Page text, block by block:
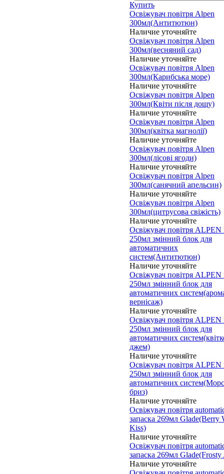
Купить
Освіжувач повітря Alpen
300мл(Антитютюн)
Наличие уточняйте
Освіжувач повітря Alpen
300мл(весняний сад)
Наличие уточняйте
Освіжувач повітря Alpen
300мл(Карибська море)
Наличие уточняйте
Освіжувач повітря Alpen
300мл(Квіти після дощу)
Наличие уточняйте
Освіжувач повітря Alpen
300мл(квітка магнолії)
Наличие уточняйте
Освіжувач повітря Alpen
300мл(лісові ягоди)
Наличие уточняйте
Освіжувач повітря Alpen
300мл(санячний апельсин)
Наличие уточняйте
Освіжувач повітря Alpen
300мл(цитрусова свіжість)
Наличие уточняйте
Освіжувач повітря ALPEN
250мл змінний блок для
автоматичних
систем(Антитютюн)
Наличие уточняйте
Освіжувач повітря ALPEN
250мл змінний блок для
автоматичних
вернісаж)
Наличие уточняйте
Освіжувач повітря ALPEN
250мл змінний блок для
автоматичних
джем)
Наличие уточняйте
Освіжувач повітря ALPEN
250мл змінний блок для
автоматичних
бриз)
Наличие уточняйте
Освіжувач повітря
запаска 269мл Glade(Berry
Kiss)
Наличие уточняйте
Освіжувач повітря
запаска 269мл
Наличие уточняйте